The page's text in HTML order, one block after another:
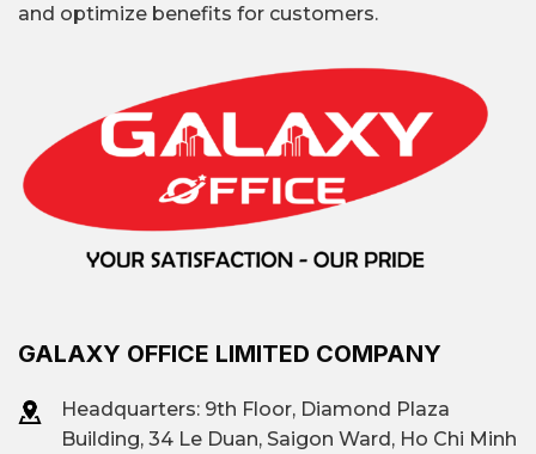
and optimize benefits for customers.
GALAXY OFFICE LIMITED COMPANY
Headquarters: 9th Floor, Diamond Plaza
Building, 34 Le Duan, Saigon Ward, Ho Chi Minh